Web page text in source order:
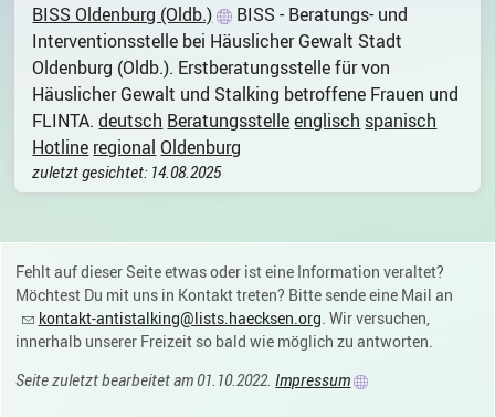
BISS Oldenburg (Oldb.)
BISS - Beratungs- und
Interventionsstelle bei Häuslicher Gewalt Stadt
Oldenburg (Oldb.). Erstberatungsstelle für von
Häuslicher Gewalt und Stalking betroffene Frauen und
FLINTA. deutsch Beratungsstelle englisch spanisch
Hotline regional Oldenburg
zuletzt gesichtet: 14.08.2025
Fehlt auf dieser Seite etwas oder ist eine Information veraltet?
Möchtest Du mit uns in Kontakt treten? Bitte sende eine Mail an
kontakt-antistalking@lists.haecksen.org . Wir versuchen,
innerhalb unserer Freizeit so bald wie möglich zu antworten.
Seite zuletzt bearbeitet am 01.10.2022.Impressum